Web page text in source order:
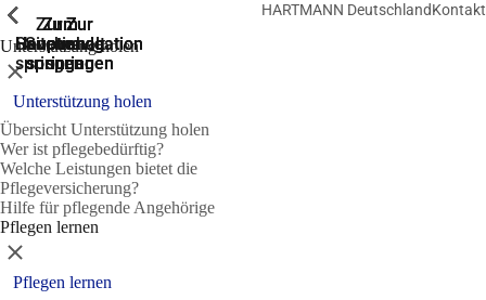
Zur
Suche
springen
Zur
Hauptnavigation
springen
Zur
Hauptnavigation
springen
Zum
Hauptinhalt
springen
Zum
Seitenende
springen
HARTMANN DeutschlandKontakt
Unterstützung holen
Zeige vorherige
Schließen
Unterstützung holen
Übersicht Unterstützung holen
Wer ist pflegebedürftig?
Welche Leistungen bietet die
Pflegeversicherung?
Hilfe für pflegende Angehörige
Pflegen lernen
Zeige vorherige
Schließen
Pflegen lernen
Zeige vorherige
Zeige vorherige
Zeige vorherige
Zeige vorherige
Zeige vorherige
Zeige vorherige
Zeige vorherige
Zeige vorherige
Zeige vorherige
Zeige vorherige